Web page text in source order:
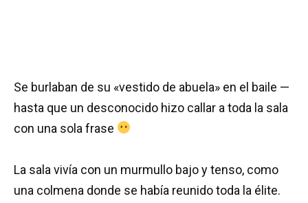
Se burlaban de su «vestido de abuela» en el baile —
hasta que un desconocido hizo callar a toda la sala
con una sola frase
La sala vivía con un murmullo bajo y tenso, como
una colmena donde se había reunido toda la élite.